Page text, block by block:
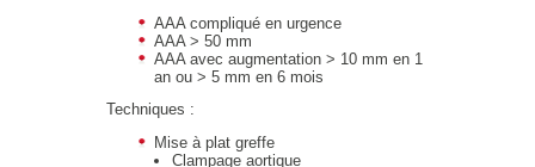
AAA compliqué en urgence
AAA > 50 mm
AAA avec augmentation > 10 mm en 1
an ou > 5 mm en 6 mois
Techniques :
Mise à plat greffe
Clampage aortique